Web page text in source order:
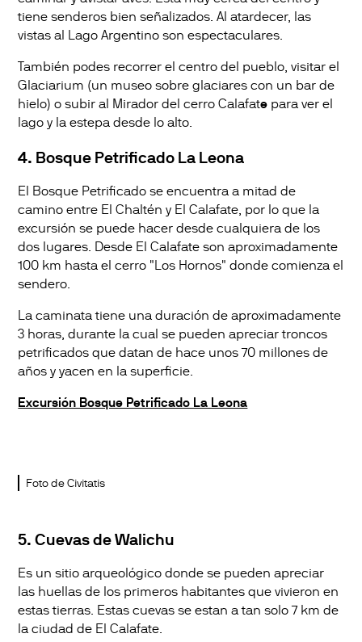
tiene senderos bien señalizados. Al atardecer, las
vistas al Lago Argentino son espectaculares.
También podes recorrer el centro del pueblo, visitar el
Glaciarium (un museo sobre glaciares con un bar de
hielo) o subir al Mirador del cerro Calafate para ver el
lago y la estepa desde lo alto.
4. Bosque Petrificado La Leona
El Bosque Petrificado se encuentra a mitad de
camino entre El Chaltén y El Calafate, por lo que la
excursión se puede hacer desde cualquiera de los
dos lugares. Desde El Calafate son aproximadamente
100 km hasta el cerro "Los Hornos" donde comienza el
sendero.
La caminata tiene una duración de aproximadamente
3 horas, durante la cual se pueden apreciar troncos
petrificados que datan de hace unos 70 millones de
años y yacen en la superficie.
Excursión Bosque Petrificado La Leona
Foto de Civitatis
5. Cuevas de Walichu
Es un sitio arqueológico donde se pueden apreciar
las huellas de los primeros habitantes que vivieron en
estas tierras. Estas cuevas se estan a tan solo 7 km de
la ciudad de El Calafate.